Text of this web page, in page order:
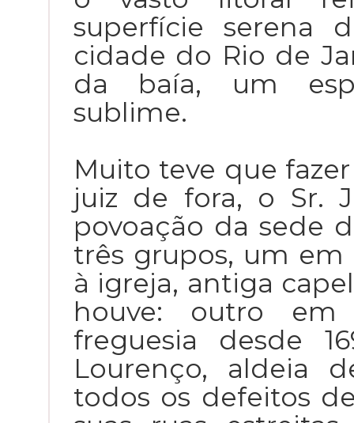
superfície serena
cidade do Rio de
da baía, um
sublime.
Muito teve que
juiz de fora, o Sr.
povoação da sede
três grupos, um
à igreja, antiga
houve: outro em
freguesia desde
Lourenço, aldeia
todos os defeitos